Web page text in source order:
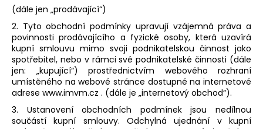
(dále jen „prodávající“)
2. Tyto obchodní podmínky upravují vzájemná práva a
povinnosti prodávajícího a fyzické osoby, která uzavírá
kupní smlouvu mimo svoji podnikatelskou činnost jako
spotřebitel, nebo v rámci své podnikatelské činnosti (dále
jen: „kupující“) prostřednictvím webového rozhraní
umístěného na webové stránce dostupné na internetové
adrese www.imvm.cz . (dále je „internetový obchod“).
3. Ustanovení obchodních podmínek jsou nedílnou
součástí kupní smlouvy. Odchylná ujednání v kupní
a
j
í
t
?
Hledat